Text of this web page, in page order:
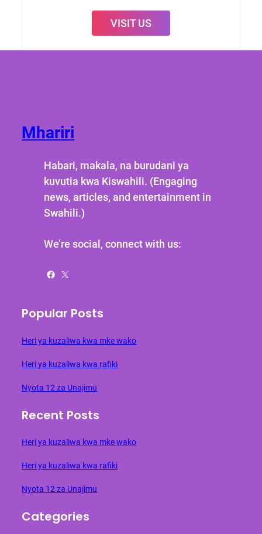
VISIT US
Mhariri
Habari, makala, na burudani ya
kuvutia kwa Kiswahili. (Engaging
news, articles, and entertainment in
Swahili.)
We’re social, connect with us:
Facebook X
Popular Posts
Heri ya kuzaliwa kwa mke wako
Heri ya kuzaliwa kwa rafiki
Nyota 12 za Unajimu
Recent Posts
Heri ya kuzaliwa kwa mke wako
Heri ya kuzaliwa kwa rafiki
Nyota 12 za Unajimu
Categories